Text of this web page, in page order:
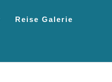
Reise Galerie